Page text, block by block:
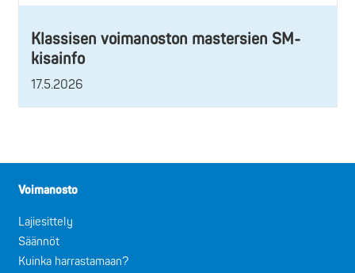
Klassisen voimanoston mastersien SM-
kisainfo
17.5.2026
Voimanosto
Lajiesittely
Säännöt
Kuinka harrastamaan?